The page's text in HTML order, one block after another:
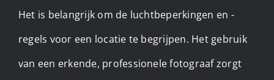
Het is belangrijk om de luchtbeperkingen en -
regels voor een locatie te begrijpen. Het gebruik
van een erkende, professionele fotograaf zorgt